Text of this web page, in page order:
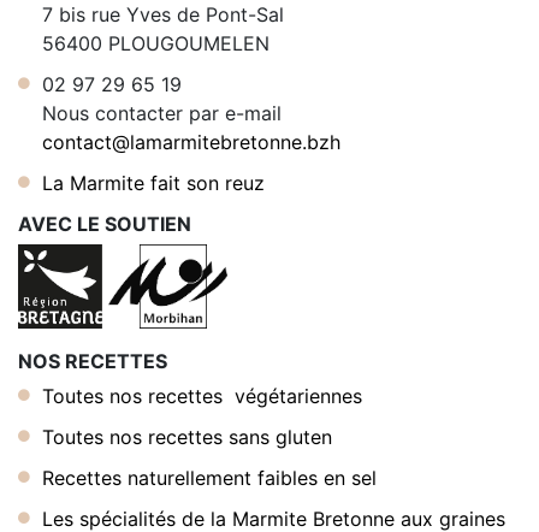
7 bis rue Yves de Pont-Sal
56400 PLOUGOUMELEN
02 97 29 65 19
Nous contacter par e-mail
contact@lamarmitebretonne.bzh
La Marmite fait son reuz
AVEC LE SOUTIEN
NOS RECETTES
Toutes nos recettes végétariennes
Toutes nos recettes sans gluten
Recettes naturellement faibles en sel
Les spécialités de la Marmite Bretonne aux graines